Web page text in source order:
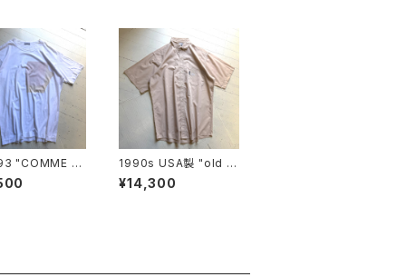
"COMME d
HOM
S T-shirt
1990s USA製 "old st
ussy" S/S shirt
¥14,300